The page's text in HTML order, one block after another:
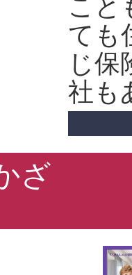
ても
じ保
社も
ざ